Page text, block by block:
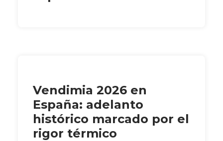
Vendimia 2026 en
España: adelanto
histórico marcado por el
rigor térmico